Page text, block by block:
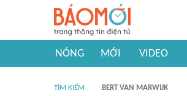
NÓNG MỚI VIDEO
TÌM KIẾM BERT VAN MARWIJK